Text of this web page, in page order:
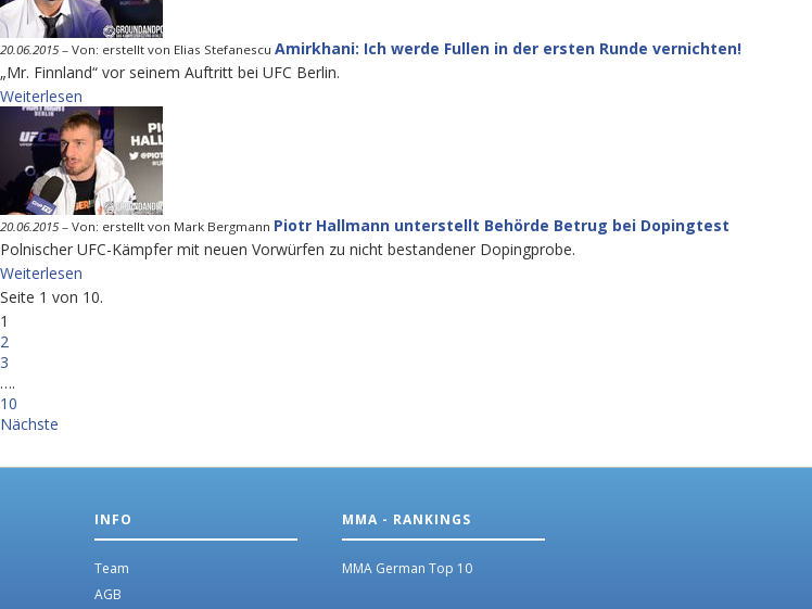
20.06.2015– Von: erstellt von Elias Stefanescu Amirkhani: Ich werde Fullen in der ersten Runde vernichten!
„Mr. Finnland“ vor seinem Auftritt bei UFC Berlin.
Weiterlesen
20.06.2015– Von: erstellt von Mark Bergmann Piotr Hallmann unterstellt Behörde Betrug bei Dopingtest
Polnischer UFC-Kämpfer mit neuen Vorwürfen zu nicht bestandener Dopingprobe.
Weiterlesen
Seite 1 von 10.
1
2
3
….
10
Nächste
INFO
Team
AGB
MMA - RANKINGS
MMA German Top 10